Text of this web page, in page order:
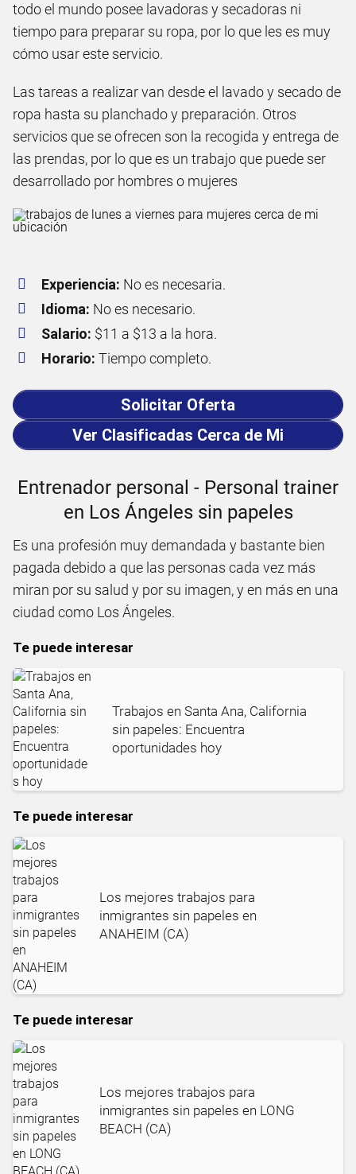
todo el mundo posee lavadoras y secadoras ni
tiempo para preparar su ropa, por lo que les es muy
cómo usar este servicio.
Las tareas a realizar van desde el lavado y secado de
ropa hasta su planchado y preparación. Otros
servicios que se ofrecen son la recogida y entrega de
las prendas, por lo que es un trabajo que puede ser
desarrollado por hombres o mujeres
Experiencia: No es necesaria.
Idioma: No es necesario.
Salario: $11 a $13 a la hora.
Horario: Tiempo completo.
Solicitar Oferta
Ver Clasificadas Cerca de Mi
Entrenador personal - Personal trainer
en Los Ángeles sin papeles
Es una profesión muy demandada y bastante bien
pagada debido a que las personas cada vez más
miran por su salud y por su imagen, y en más en una
ciudad como Los Ángeles.
Te puede interesar
Trabajos en Santa Ana, California
sin papeles: Encuentra
oportunidades hoy
Te puede interesar
Los mejores trabajos para
inmigrantes sin papeles en
ANAHEIM (CA)
Te puede interesar
Los mejores trabajos para
inmigrantes sin papeles en LONG
BEACH (CA)